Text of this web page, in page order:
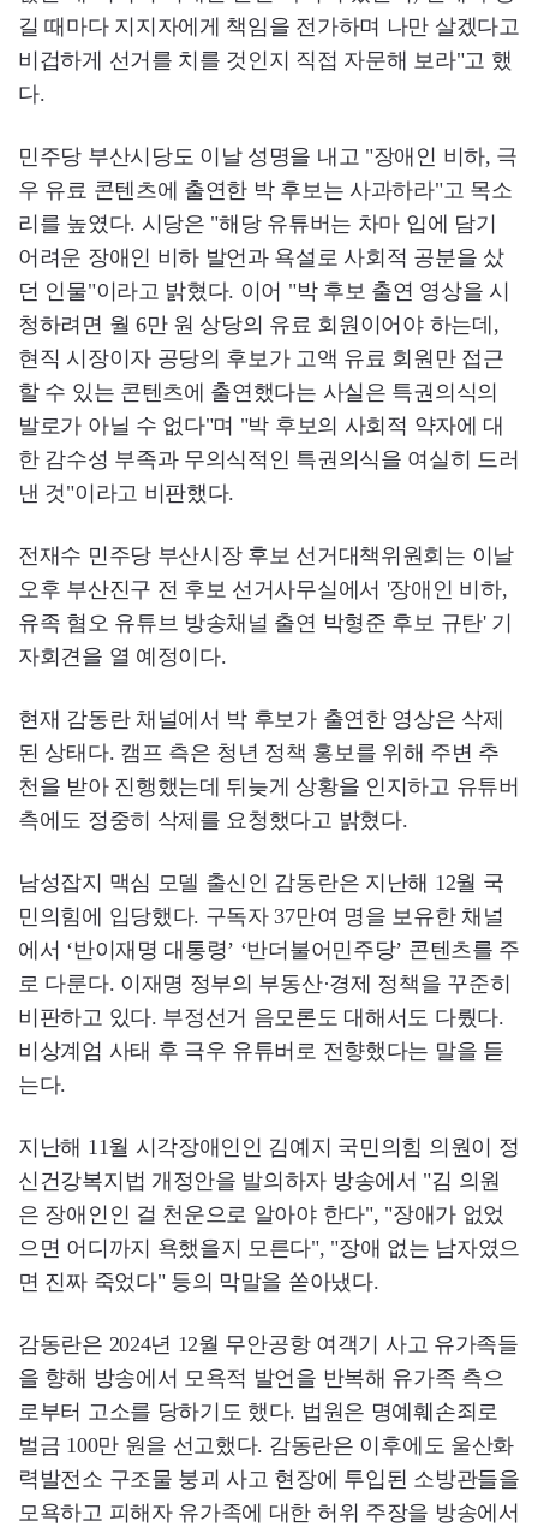
길 때마다 지지자에게 책임을 전가하며 나만 살겠다고
비겁하게 선거를 치를 것인지 직접 자문해 보라"고 했
다.
민주당 부산시당도 이날 성명을 내고 "장애인 비하, 극
우 유료 콘텐츠에 출연한 박 후보는 사과하라"고 목소
리를 높였다. 시당은 "해당 유튜버는 차마 입에 담기
어려운 장애인 비하 발언과 욕설로 사회적 공분을 샀
던 인물"이라고 밝혔다. 이어 "박 후보 출연 영상을 시
청하려면 월 6만 원 상당의 유료 회원이어야 하는데,
현직 시장이자 공당의 후보가 고액 유료 회원만 접근
할 수 있는 콘텐츠에 출연했다는 사실은 특권의식의
발로가 아닐 수 없다"며 "박 후보의 사회적 약자에 대
한 감수성 부족과 무의식적인 특권의식을 여실히 드러
낸 것"이라고 비판했다.
전재수 민주당 부산시장 후보 선거대책위원회는 이날
오후 부산진구 전 후보 선거사무실에서 '장애인 비하,
유족 혐오 유튜브 방송채널 출연 박형준 후보 규탄' 기
자회견을 열 예정이다.
현재 감동란 채널에서 박 후보가 출연한 영상은 삭제
된 상태다. 캠프 측은 청년 정책 홍보를 위해 주변 추
천을 받아 진행했는데 뒤늦게 상황을 인지하고 유튜버
측에도 정중히 삭제를 요청했다고 밝혔다.
남성잡지 맥심 모델 출신인 감동란은 지난해 12월 국
민의힘에 입당했다. 구독자 37만여 명을 보유한 채널
에서 ‘반이재명 대통령’ ‘반더불어민주당’ 콘텐츠를 주
로 다룬다. 이재명 정부의 부동산·경제 정책을 꾸준히
비판하고 있다. 부정선거 음모론도 대해서도 다뤘다.
비상계엄 사태 후 극우 유튜버로 전향했다는 말을 듣
는다.
지난해 11월 시각장애인인 김예지 국민의힘 의원이 정
신건강복지법 개정안을 발의하자 방송에서 "김 의원
은 장애인인 걸 천운으로 알아야 한다", "장애가 없었
으면 어디까지 욕했을지 모른다", "장애 없는 남자였으
면 진짜 죽었다" 등의 막말을 쏟아냈다.
감동란은 2024년 12월 무안공항 여객기 사고 유가족들
을 향해 방송에서 모욕적 발언을 반복해 유가족 측으
로부터 고소를 당하기도 했다. 법원은 명예훼손죄로
벌금 100만 원을 선고했다. 감동란은 이후에도 울산화
력발전소 구조물 붕괴 사고 현장에 투입된 소방관들을
모욕하고 피해자 유가족에 대한 허위 주장을 방송에서